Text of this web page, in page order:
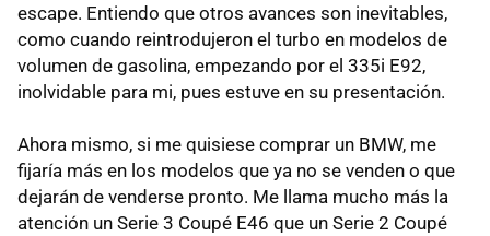
escape. Entiendo que otros avances son inevitables,
como cuando reintrodujeron el turbo en modelos de
volumen de gasolina, empezando por el 335i E92,
inolvidable para mi, pues estuve en su presentación.
Ahora mismo, si me quisiese comprar un BMW, me
fijaría más en los modelos que ya no se venden o que
dejarán de venderse pronto. Me llama mucho más la
atención un Serie 3 Coupé E46 que un Serie 2 Coupé